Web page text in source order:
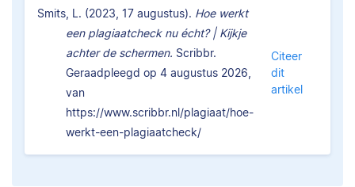
Smits, L. (2023, 17 augustus). Hoe werkt
een plagiaatcheck nu écht? | Kijkje
achter de schermen. Scribbr.
Geraadpleegd op 4 augustus 2026,
van
https://www.scribbr.nl/plagiaat/hoe-
werkt-een-plagiaatcheck/
Citeer
dit
artikel